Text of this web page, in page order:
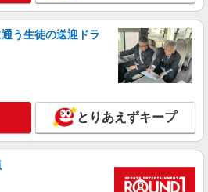
通費・電話代は弊社負担。その他、支
より細則あり。
う生徒の送迎ドラ
とりあえずキープ